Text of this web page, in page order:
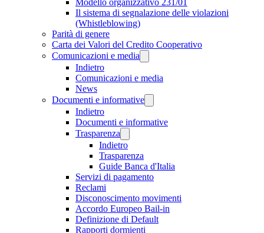
Modello organizzativo 231/01
Il sistema di segnalazione delle violazioni
(Whistleblowing)
Parità di genere
Carta dei Valori del Credito Cooperativo
Comunicazioni e media
Indietro
Comunicazioni e media
News
Documenti e informative
Indietro
Documenti e informative
Trasparenza
Indietro
Trasparenza
Guide Banca d'Italia
Servizi di pagamento
Reclami
Disconoscimento movimenti
Accordo Europeo Bail-in
Definizione di Default
Rapporti dormienti